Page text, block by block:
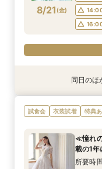
8/21 (金)
特典あり
8/21
【17時
景×スペ
特典あり
8/21
【初め
お気軽×
特典あり
8/21
2名様
エディ
特典あり
8/21
【愛犬
タンプ×
同日のほ
試食会 衣装試着 特典
≪憧れ
載の1年
所要時